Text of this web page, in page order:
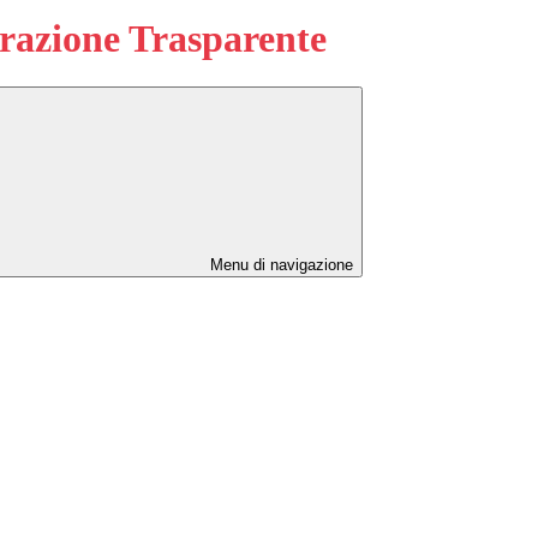
Trasparente
Menu di navigazione